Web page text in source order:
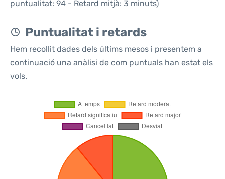
puntualitat: 94 - Retard mitjà: 3 minuts)
Puntualitat i retards
Hem recollit dades dels últims mesos i presentem a
continuació una anàlisi de com puntuals han estat els
vols.